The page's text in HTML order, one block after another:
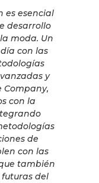
es esencial
desarrollo
moda. Un
con las
y
Company,
con la
de
con las
también
del